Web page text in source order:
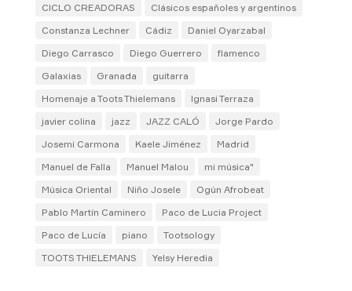
CICLO CREADORAS
Clásicos españoles y argentinos
Constanza Lechner
Cádiz
Daniel Oyarzabal
Diego Carrasco
Diego Guerrero
flamenco
Galaxias
Granada
guitarra
Homenaje a Toots Thielemans
Ignasi Terraza
javier colina
jazz JAZZ CALÓ
Jorge Pardo
Josemi Carmona
Kaele Jiménez
Madrid
Manuel de Falla
Manuel Malou
mi música"
Música Oriental
Niño Josele
Ogún Afrobeat
Pablo Martín Caminero
Paco de Lucia Project
Paco de Lucía
piano
Tootsology
TOOTS THIELEMANS
Yelsy Heredia